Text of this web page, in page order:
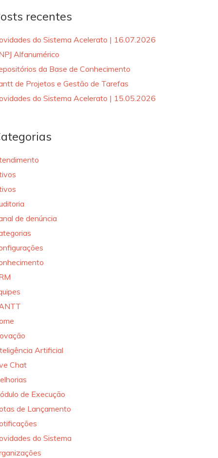
recentes
do Sistema Acelerato | 16.07.2026
Alfanumérico
da Base de Conhecimento
de Projetos e Gestão de Tarefas
do Sistema Acelerato | 15.05.2026
de denúncia
Artificial
Chat
de Execução
de Lançamento
do Sistema